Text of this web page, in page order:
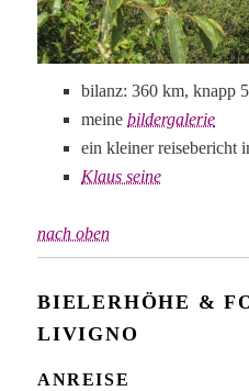
bilanz: 360 km, knapp
meinebildergalerie
ein kleiner reisebericht
Klaus seine
nach oben
BIELERHÖHE &
LIVIGNO
ANREISE